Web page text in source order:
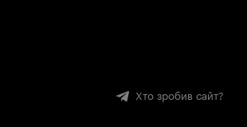
Хто зробив сайт?